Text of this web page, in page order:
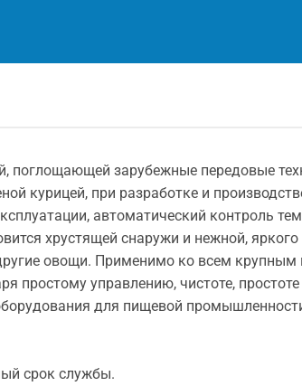
зарубежные передовые
курицей, при разработке и
автоматический контроль
хрустящей снаружи и нежной,
овощи. Применимо ко всем крупным
управлению, чистоте,
для пищевой
срок службы.